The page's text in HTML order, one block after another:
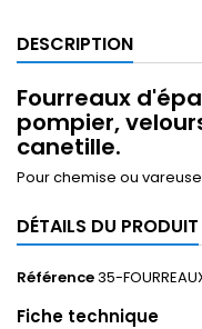
DESCRIPTION
Fourreaux
pompier,
canetille.
Pour chemise ou
DÉTAILS DU PRODUIT
Référence35-
Fiche technique